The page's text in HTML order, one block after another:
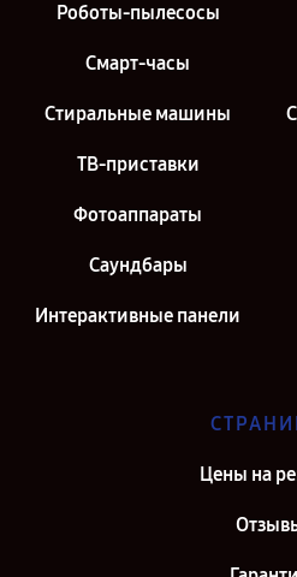
Роботы-пылесосы
Смарт-часы
Стиральные машины
ТВ-приставки
Фотоаппараты
Саундбары
Интерактивные панели
Цены на